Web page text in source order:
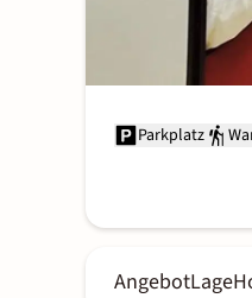
Parkplatz
AngebotLage